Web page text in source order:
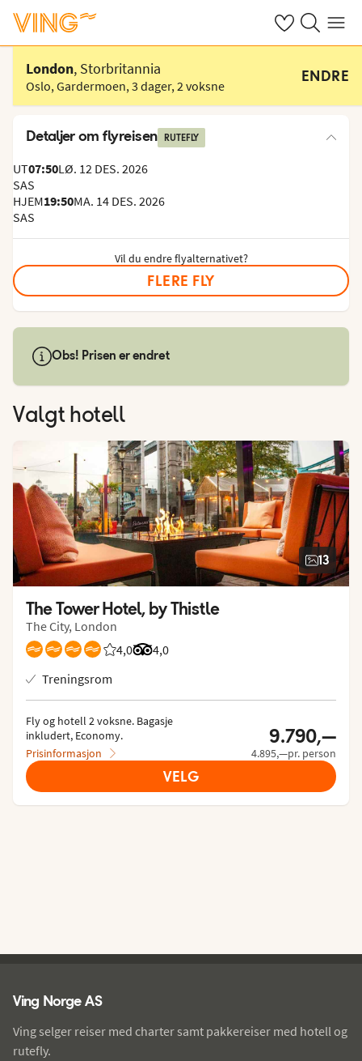
Se dine sparte
Søk påMeny
Velg hotell
London, Storbritannia
Oslo, Gardermoen,3 dager,2 voksne
ENDRE
Detaljer om flyreisen RUTEFLY
UT07:50LØ. 12 DES. 2026
SAS
HJEM19:50MA. 14 DES. 2026
SAS
Vil du endre flyalternativet?
FLERE FLY
Obs! Prisen er endret
Valgt hotell
13
The Tower Hotel, by Thistle
The City, London
4,0
Vurdering fra Vings gjester: 3.955/5
4,0
Vurdering fra Tripadvisor: 4 of 5
Treningsrom
Fly og hotell 2 voksne. Bagasje
inkludert, Economy.
Prisinformasjon
9.790,—
4.895,—pr. person
VELG
Ving Norge AS
Ving selger reiser med charter samt pakkereiser med hotell og
rutefly.